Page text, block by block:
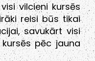
vilcieni kursēs
reisi būs tikai
savukārt visi
pēc jauna